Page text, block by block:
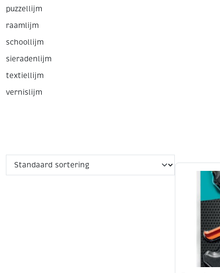
puzzellijm
raamlijm
schoollijm
sieradenlijm
textiellijm
vernislijm